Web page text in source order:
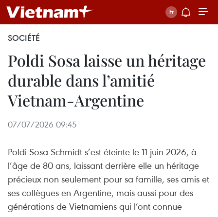
SOCIÉTÉ
Poldi Sosa laisse un héritage
durable dans l’amitié
Vietnam-Argentine
07/07/2026 09:45
Poldi Sosa Schmidt s’est éteinte le 11 juin 2026, à
l’âge de 80 ans, laissant derrière elle un héritage
précieux non seulement pour sa famille, ses amis et
ses collègues en Argentine, mais aussi pour des
générations de Vietnamiens qui l’ont connue